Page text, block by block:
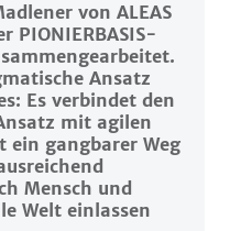
von ALEAS
PIONIERBASIS-
Ansatz
Es verbindet den
mit agilen
gangbarer Weg
Mensch und
Welt einlassen